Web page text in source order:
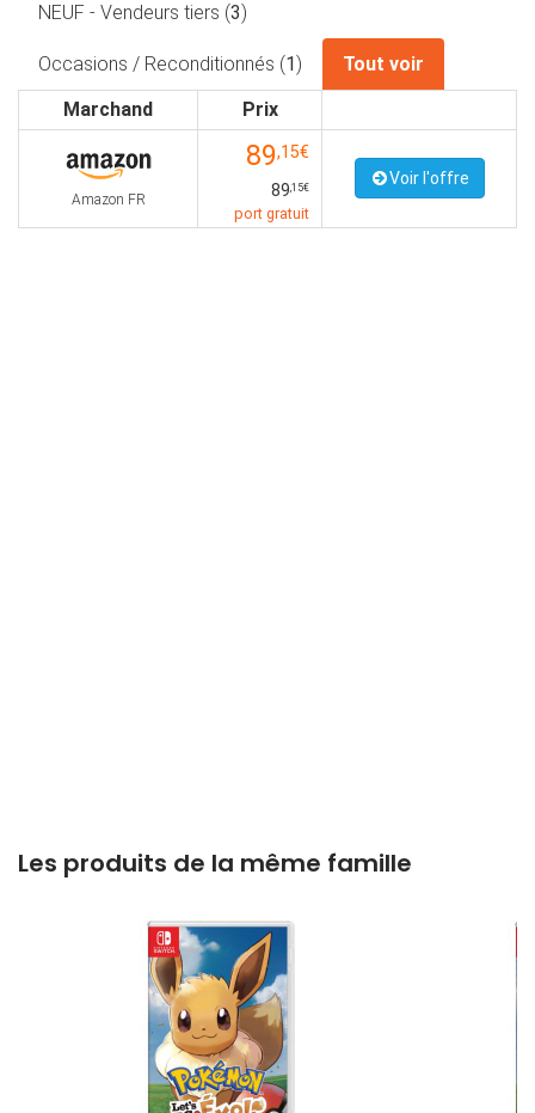
NEUF - Vendeurs tiers (3)
Occasions / Reconditionnés (1)
Tout voir
Marchand
Prix
Amazon FR
89,15€
89,15€
port gratuit
Voir l'offre
Les produits de la même famille